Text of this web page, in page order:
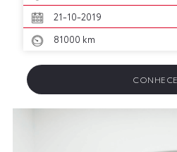
21-10-2019
81000 km